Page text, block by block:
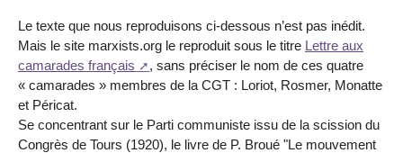
Le texte que nous reproduisons ci-dessous n’est pas inédit.
Mais le site marxists.org le reproduit sous le titre Lettre aux
camarades français
, sans préciser le nom de ces quatre
« camarades » membres de la CGT : Loriot, Rosmer, Monatte
et Péricat.
Se concentrant sur le Parti communiste issu de la scission du
Congrès de Tours (1920), le livre de P. Broué "Le mouvement